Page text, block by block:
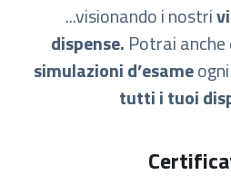
...visionando i nostri
dispense. Potrai
simulazioni d’esame
tutti i tuoi